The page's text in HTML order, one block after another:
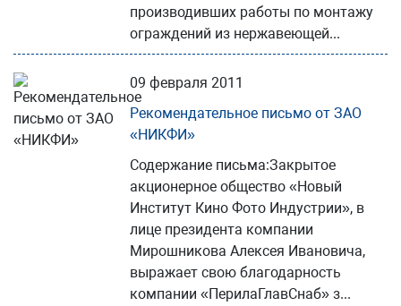
производивших работы по монтажу
ограждений из нержавеющей...
09 февраля 2011
Рекомендательное письмо от ЗАО
«НИКФИ»
Содержание письма:Закрытое
акционерное общество «Новый
Институт Кино Фото Индустрии», в
лице президента компании
Мирошникова Алексея Ивановича,
выражает свою благодарность
компании «ПерилаГлавСнаб» з...